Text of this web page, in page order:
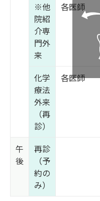
※他
院紹
介専
門外
来
各医師
化学
療法
外来
（再
診）
各医師
午
後
再診
（予
約の
み）